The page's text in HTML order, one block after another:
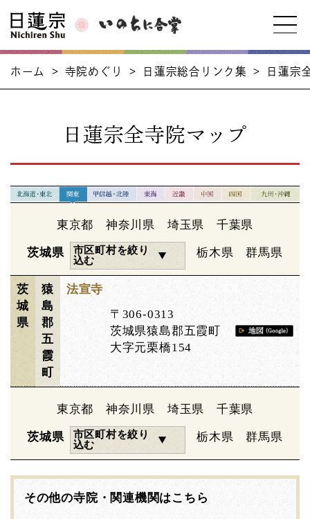
ホーム > 寺院めぐり > 日蓮宗総合リンク集 > 日蓮宗
日蓮宗全寺院マップ
東京都 神奈川県 埼玉県 千葉県
茨城県
市区町村を絞り
込む
栃木県 群馬県
茨
城
県
猿
島
郡
五
霞
町
法宣寺
〒306-0313
茨城県猿島郡五霞町
大字元栗橋154
東京都 神奈川県 埼玉県 千葉県
茨城県
市区町村を絞り
込む
栃木県 群馬県
その他の寺院・関連機関はこちら